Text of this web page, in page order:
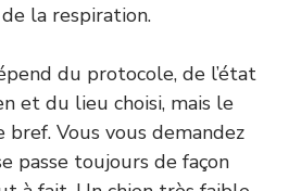
la respiration.
du protocole, de l’état
et du lieu choisi, mais le
Vous vous demandez
passe toujours de façon